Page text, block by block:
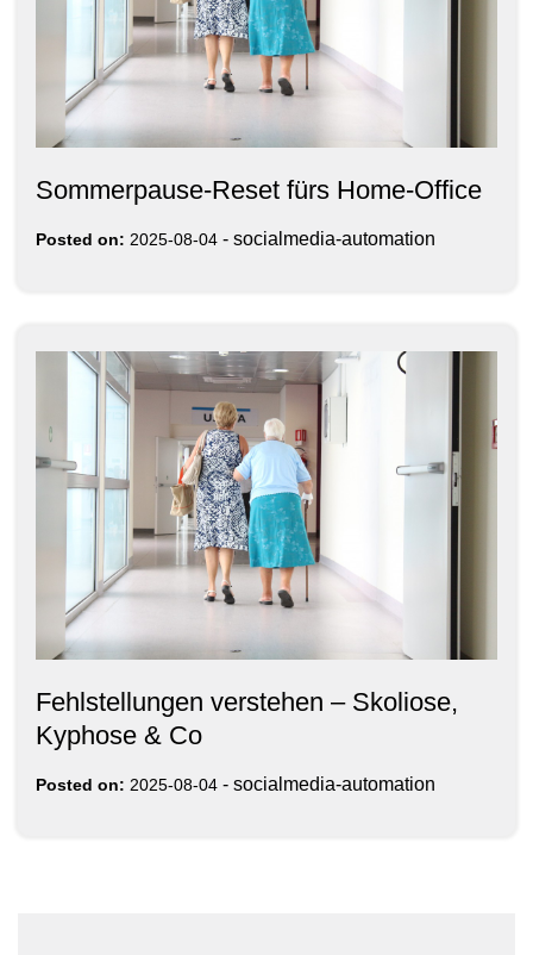
Sommerpause-Reset fürs Home‑Office
Posted on: 2025-08-04 - socialmedia-automation
Fehlstellungen verstehen – Skoliose,
Kyphose & Co
Posted on: 2025-08-04 - socialmedia-automation